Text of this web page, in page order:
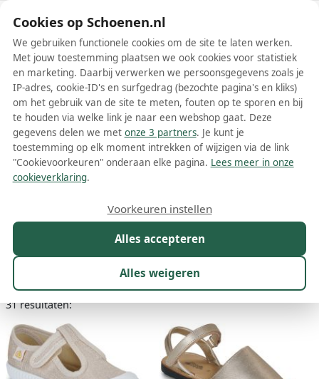
Schoenen.nl
Wis filters Alle filters
Gouden Citrouille et Compagnie
meisjesschoenen
Meer lezen
Ballerinas Laarzen Sandalen Sneakers
31 resultaten:
Cookies op Schoenen.nl
We gebruiken functionele cookies om de site te laten werken.
Met jouw toestemming plaatsen we ook cookies voor statistiek
en marketing. Daarbij verwerken we persoonsgegevens zoals je
IP-adres, cookie-ID's en surfgedrag (bezochte pagina's en kliks)
om het gebruik van de site te meten, fouten op te sporen en bij
te houden via welke link je naar een webshop gaat. Deze
gegevens delen we met onze 3 partners. Je kunt je
toestemming op elk moment intrekken of wijzigen via de link
"Cookievoorkeuren" onderaan elke pagina. Lees meer in onze
cookieverklaring.
Alles accepteren
Alles weigeren
Voorkeuren instellen